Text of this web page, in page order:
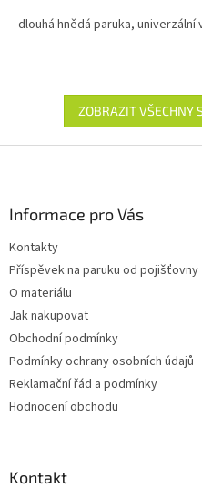
dlouhá hnědá paruka,
ZOBRAZIT VŠECHNY
Informace pro Vás
Kontakty
Příspěvek na paruku od pojišťovny
O materiálu
Jak nakupovat
Obchodní podmínky
Podmínky ochrany osobních údajů
Reklamační řád a podmínky
Hodnocení obchodu
Kontakt